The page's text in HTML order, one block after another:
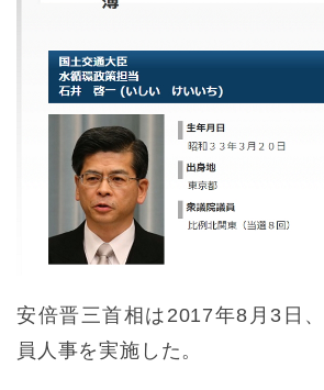
安倍晋三首相は2017年8月3日
員人事を実施した。